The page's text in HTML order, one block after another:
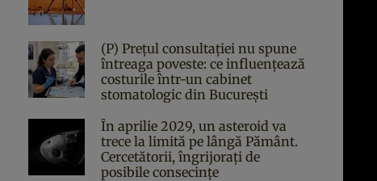
(P) Prețul consultației nu spune
întreaga poveste: ce influențează
costurile într-un cabinet
stomatologic din București
În aprilie 2029, un asteroid va
trece la limită pe lângă Pământ.
Cercetătorii, îngrijorați de
posibile consecințe